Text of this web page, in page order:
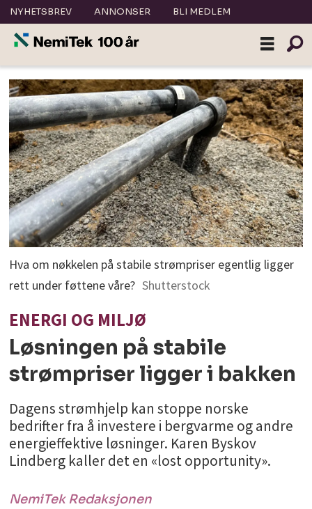
NYHETSBREV ANNONSER BLI MEDLEM
Hva om nøkkelen på stabile strømpriser egentlig ligger
rett under føttene våre? Shutterstock
ENERGI OG MILJØ
Løsningen på stabile
strømpriser ligger i bakken
Dagens strømhjelp kan stoppe norske
bedrifter fra å investere i bergvarme og andre
energieffektive løsninger. Karen Byskov
Lindberg kaller det en «lost opportunity».
NemiTek Redaksjonen